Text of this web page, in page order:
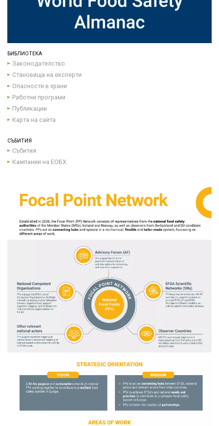
БИБЛИОТЕКА
Законодателство
Становища на експерти
Опасности в храни
Работни програми
Публикации
Карта на сайта
СЪБИТИЯ
Събития
Кампании на ЕОБХ